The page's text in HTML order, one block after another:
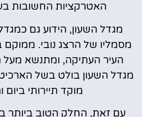
האטרקציות החשובות
מגדל השעון, הידוע גם
מסמליו של הרצג נובי.
העיר העתיקה, ומתנשא מעל
מגדל השעון בולט בשל
מוקד תיירותי ביום
עם זאת, החלק הטוב ביותר